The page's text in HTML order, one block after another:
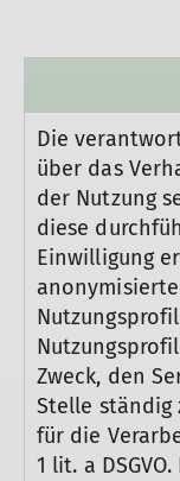
Die
über das
der Nutzung
diese
Einwilligung
Zweck, den
Stelle ständig
für die
1 lit. a